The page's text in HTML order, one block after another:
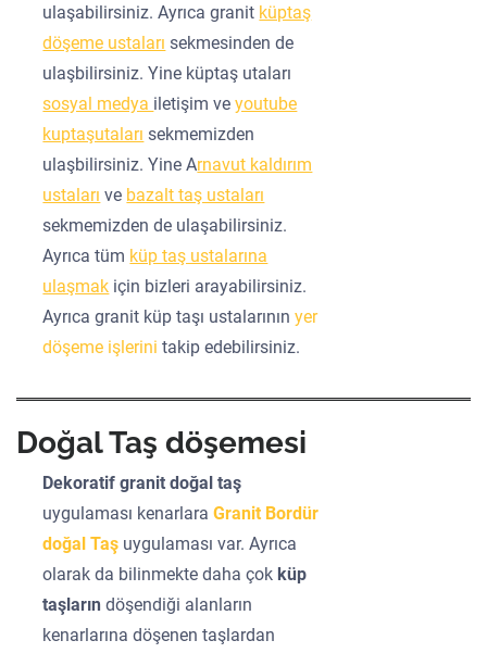
ulaşabilirsiniz. Ayrıca granit küptaş
döşeme ustaları sekmesinden de
ulaşbilirsiniz. Yine küptaş utaları
sosyal medya iletişim veyoutube
kuptaşutaları sekmemizden
ulaşbilirsiniz. Yine Arnavut kaldırım
ustaları ve bazalt taş ustaları
sekmemizden de ulaşabilirsiniz.
Ayrıca tüm küp taş ustalarına
ulaşmak için bizleri arayabilirsiniz.
Ayrıca granit küp taşı ustalarının yer
döşeme işlerini takip edebilirsiniz.
Doğal Taş döşemesi
Dekoratif granit doğal taş
uygulaması kenarlaraGranit Bordür
doğal Taş uygulaması var. Ayrıca
olarak da bilinmekte daha çok küp
taşların döşendiği alanların
kenarlarına döşenen taşlardan